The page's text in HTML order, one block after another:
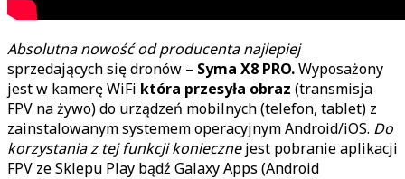
Absolutna nowość od producenta najlepiej
sprzedających się dronów – Syma X8 PRO.Wyposażony
jest w kamerę WiFi która przesyła obraz (transmisja
FPV na żywo) do urządzeń mobilnych (telefon, tablet) z
zainstalowanym systemem operacyjnym Android/iOS. Do
korzystania z tej funkcji koniecznejest pobranie aplikacji
FPV ze Sklepu Play bądź Galaxy Apps (Android